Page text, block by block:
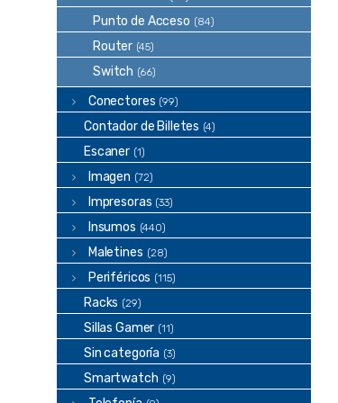
Punto de Acceso (84)
Router (45)
Switch (66)
Conectores (99)
Contador de Billetes (4)
Escaner (1)
Imagen (72)
Impresoras (33)
Insumos (440)
Maletines (28)
Periféricos (115)
Racks (29)
Sillas Gamer (11)
Sin categoría (3)
Smartwatch (9)